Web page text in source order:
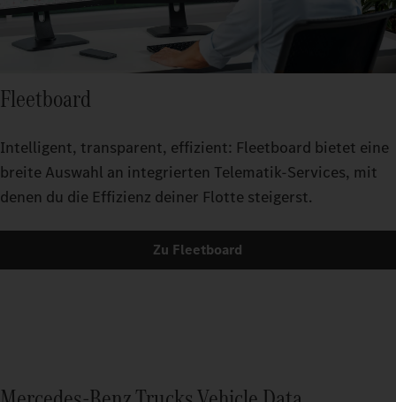
Fleetboard
Intelligent, transparent, effizient: Fleetboard bietet eine
breite Auswahl an integrierten Telematik-Services, mit
denen du die Effizienz deiner Flotte steigerst.
Zu Fleetboard